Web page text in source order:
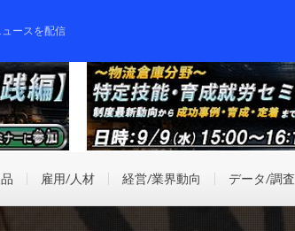
ースを配信
雇用/人材 経営/業界動向 データ/調査